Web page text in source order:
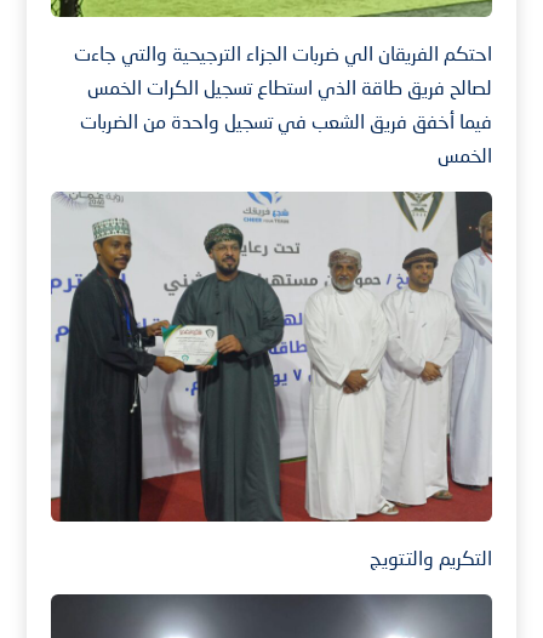
احتكم الفريقان الي ضربات الجزاء الترجيحية والتي جاءت
لصالح فريق طاقة الذي استطاع تسجيل الكرات الخمس
فيما أخفق فريق الشعب في تسجيل واحدة من الضربات
الخمس
التكريم والتتويج